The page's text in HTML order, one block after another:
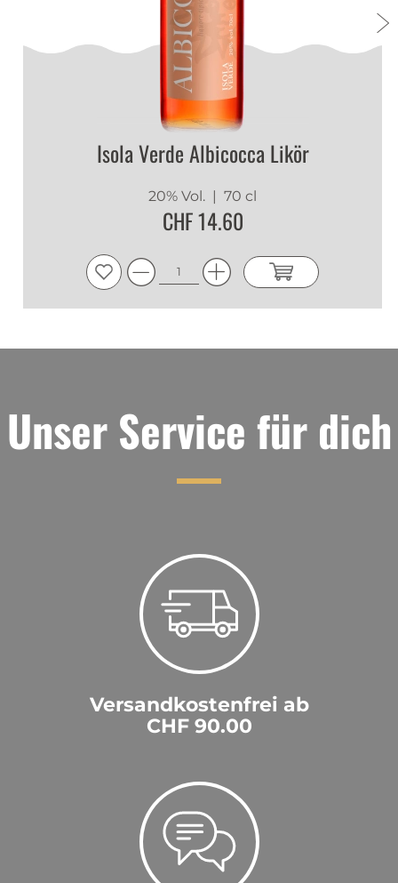
Isola Verde Albicocca Likör
20% Vol. | 70 cl
CHF 14.60
Unser Service für dich
Versandkostenfrei ab
CHF 90.00